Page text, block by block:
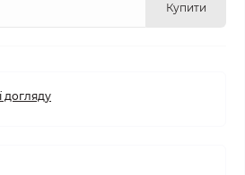
Купити
догляду